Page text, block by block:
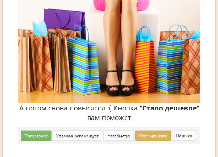
А потом снова повысятся :( Кнопка "Стало дешевле"
вам поможет